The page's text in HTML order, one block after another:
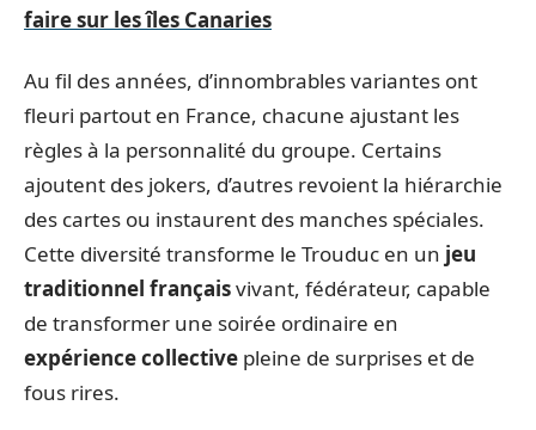
faire sur les îles Canaries
Au fil des années, d’innombrables variantes ont
fleuri partout en France, chacune ajustant les
règles à la personnalité du groupe. Certains
ajoutent des jokers, d’autres revoient la hiérarchie
des cartes ou instaurent des manches spéciales.
Cette diversité transforme le Trouduc en un jeu
traditionnel françaisvivant, fédérateur, capable
de transformer une soirée ordinaire en
expérience collective pleine de surprises et de
fous rires.